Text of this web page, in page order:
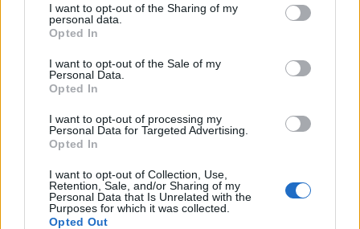
I want to opt-out of the Sharing of my
personal data.
Opted In
I want to opt-out of the Sale of my
Personal Data.
Opted In
I want to opt-out of processing my
Personal Data for Targeted Advertising.
Opted In
I want to opt-out of Collection, Use,
Retention, Sale, and/or Sharing of my
Personal Data that Is Unrelated with the
Purposes for which it was collected.
Opted Out